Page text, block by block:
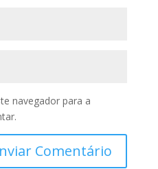
navegador para a